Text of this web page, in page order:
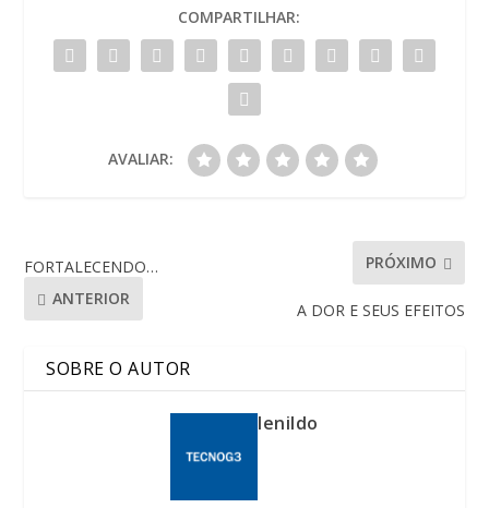
COMPARTILHAR:
AVALIAR:
FORTALECENDO…
ANTERIOR
PRÓXIMO
A DOR E SEUS EFEITOS
SOBRE O AUTOR
lenildo